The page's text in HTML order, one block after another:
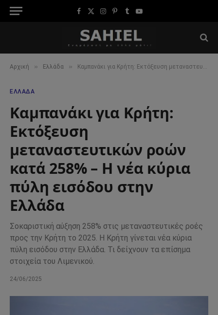
Facebook
X
Instagram
Pinterest
TumblrYouTube
Αρχική » Ελλάδα » Καμπανάκι για Κρήτη: Εκτόξευση μεταναστευτικών ροών κατά 258% – Η νέα κύρια πύλη εισόδου στην Ελλάδα
ΕΛΛΆΔΑ
Καμπανάκι για Κρήτη:
Εκτόξευση
μεταναστευτικών ροών
κατά 258% – Η νέα κύρια
πύλη εισόδου στην
Ελλάδα
Σοκαριστική αύξηση 258% στις μεταναστευτικές ροές
προς την Κρήτη το 2025. Η Κρήτη γίνεται νέα κύρια
πύλη εισόδου στην Ελλάδα. Τι δείχνουν τα επίσημα
στοιχεία του Λιμενικού.
24/06/2025